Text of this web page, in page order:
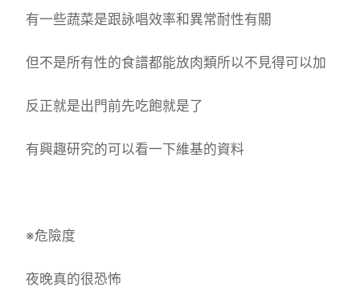
有一些蔬菜是跟詠唱效率和異常耐性有關
但不是所有性的食譜都能放肉類所以不見得可以加
反正就是出門前先吃飽就是了
有興趣研究的可以看一下維基的資料
※危險度
夜晚真的很恐怖